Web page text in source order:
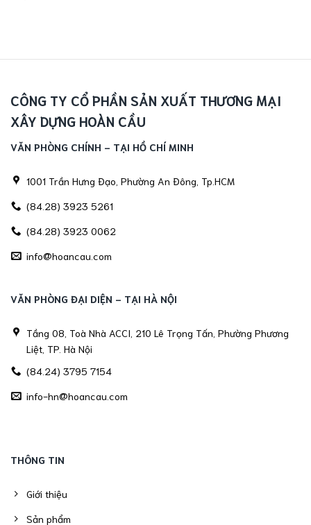
CÔNG TY CỔ PHẦN SẢN XUẤT THƯƠNG MẠI
XÂY DỰNG HOÀN CẦU
VĂN PHÒNG CHÍNH - TẠI HỒ CHÍ MINH
1001 Trần Hưng Đạo, Phường An Đông, Tp.HCM
(84.28) 3923 5261
(84.28) 3923 0062
info@hoancau.com
VĂN PHÒNG ĐẠI DIỆN - TẠI HÀ NỘI
Tầng 08, Toà Nhà ACCI, 210 Lê Trọng Tấn, Phường Phương
Liệt, TP. Hà Nội
(84.24) 3795 7154
info-hn@hoancau.com
THÔNG TIN
Giới thiệu
Sản phẩm